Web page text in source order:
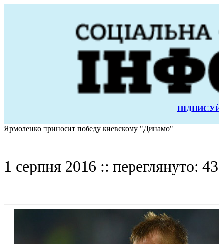
Ярмоленко приносит победу киевскому "Динамо"
1 серпня 2016 :: переглянуто: